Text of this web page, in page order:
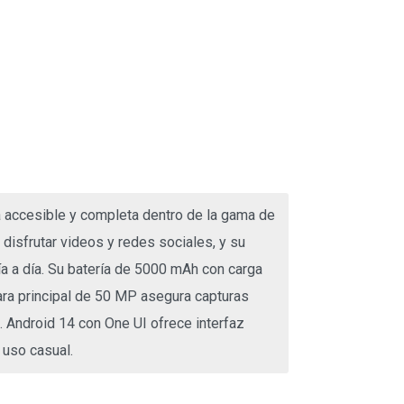
y completa dentro de la gama de
disfrutar videos y redes sociales, y su
día. Su batería de 5000 mAh con carga
principal de 50 MP asegura capturas
14 con One UI ofrece interfaz
casual.